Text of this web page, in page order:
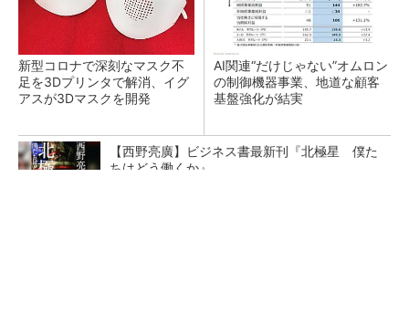
新型コロナで深刻なマスク不
足を3Dプリンタで解消、イグ
アスが3Dマスクを開発
AI関連“だけじゃない”オムロン
の制御機器事業、地道な顧客
基盤強化が結実
【西野亮廣】ビジネス書最新刊『北極星 僕た
ちはどう働くか』